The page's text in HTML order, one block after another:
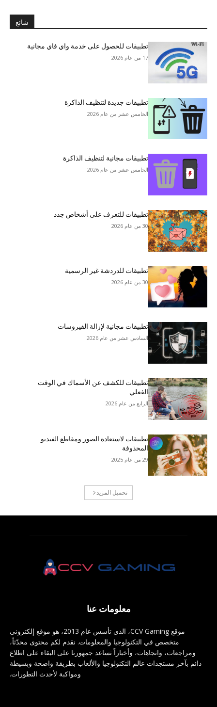
شائع
تطبيقات للحصول على خدمة واي فاي مجانية
17 من عام 2026
تطبيقات جديدة لتنظيف الذاكرة
الخامس عشر من عام 2026
تطبيقات مجانية لتنظيف الذاكرة
الخامس عشر من عام 2026
تطبيقات للتعرف على أشخاص جدد
30 من عام 2026
تطبيقات للدردشة غير الرسمية
30 من عام 2026
تطبيقات مجانية لإزالة الفيروسات
السادس عشر من عام 2026
تطبيقات للكشف عن الأسماك في الوقت
الفعلي
الرابع من عام 2026
تطبيقات لاستعادة الصور ومقاطع الفيديو
المحذوفة
29 من عام 2025
تحميل المزيد
معلومات عنا
موقع CCV Gaming، الذي تأسس عام 2013، هو موقع إلكتروني
متخصص في التكنولوجيا والمعلومات. نقدم لكم محتوى محدّثاً،
ومراجعات، واتجاهات، وأخباراً تساعد جمهورنا على البقاء على اطلاع
دائم بآخر مستجدات عالم التكنولوجيا والألعاب بطريقة واضحة وبسيطة
ومواكبة لأحدث التطورات.